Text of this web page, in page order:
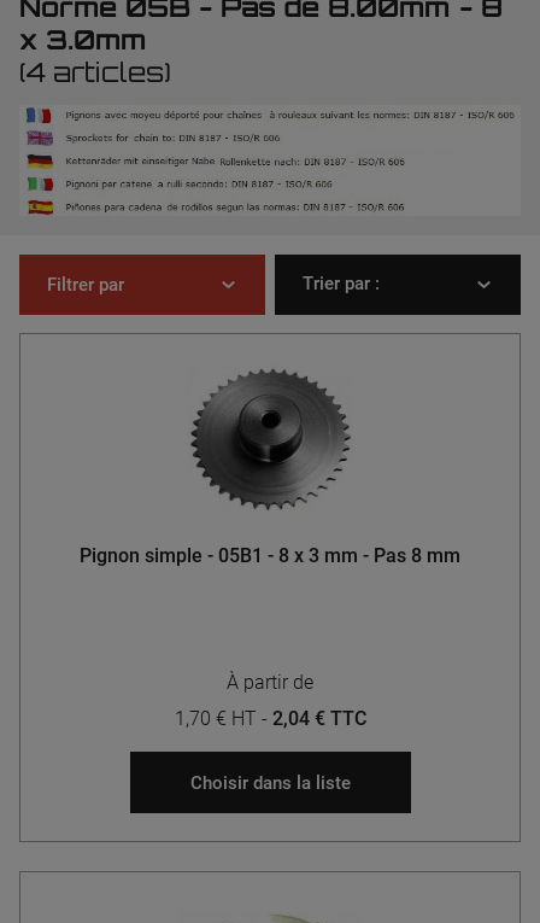
Norme 05B - Pas de 8.00mm - 8
x 3.0mm
(4 articles)
Filtrer par Trier par :
Pignon simple - 05B1 - 8 x 3 mm - Pas 8 mm
À partir de
1,70 € HT - 2,04 € TTC
Choisir dans la liste